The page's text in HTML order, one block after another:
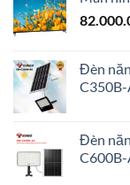
Đèn
C350B-
Đèn
C600B-